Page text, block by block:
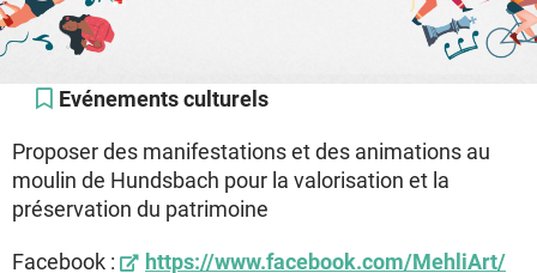
Evénements culturels
Proposer des manifestations et des animations au
moulin de Hundsbach pour la valorisation et la
préservation du patrimoine
Facebook : https://www.facebook.com/MehliArt/